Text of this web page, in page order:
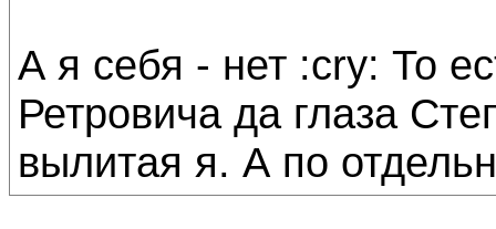
А я себя - нет :cry: То
Ретровича да глаза
вылитая я. А по